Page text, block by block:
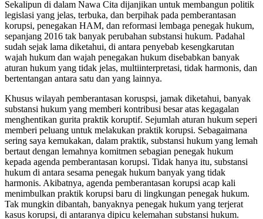
Sekalipun di dalam Nawa Cita dijanjikan untuk membangun politik
legislasi yang jelas, terbuka, dan berpihak pada pemberantasan
korupsi, penegakan HAM, dan reformasi lembaga penegak hukum,
sepanjang 2016 tak banyak perubahan substansi hukum. Padahal
sudah sejak lama diketahui, di antara penyebab kesengkarutan
wajah hukum dan wajah penegakan hukum disebabkan banyak
aturan hukum yang tidak jelas, multiinterpretasi, tidak harmonis, dan
bertentangan antara satu dan yang lainnya.
Khusus wilayah pemberantasan koruspsi, jamak diketahui, banyak
substansi hukum yang memberi kontribusi besar atas kegagalan
menghentikan gurita praktik koruptif. Sejumlah aturan hukum seperi
memberi peluang untuk melakukan praktik korupsi. Sebagaimana
sering saya kemukakan, dalam praktik, substansi hukum yang lemah
bertaut dengan lemahnya komitmen sebagian penegak hukum
kepada agenda pemberantasan korupsi. Tidak hanya itu, substansi
hukum di antara sesama penegak hukum banyak yang tidak
harmonis. Akibatnya, agenda pemberantasan korupsi acap kali
menimbulkan praktik korupsi baru di lingkungan penegak hukum.
Tak mungkin dibantah, banyaknya penegak hukum yang terjerat
kasus korupsi, di antaranya dipicu kelemahan substansi hukum.